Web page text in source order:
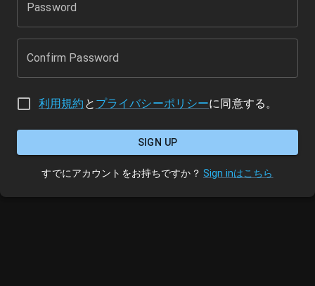
Password
Confirm Password
利用規約 と プライバシーポリシーに同意する。
SIGN UP
すでにアカウントをお持ちですか？ Sign inはこちら